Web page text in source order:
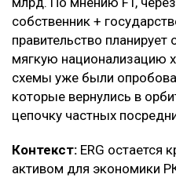
собственник +
правительство
мягкую национализацию
схемы уже были
которые вернулись в
цепочку частных
Контекст: ERG остается
активом для экономики